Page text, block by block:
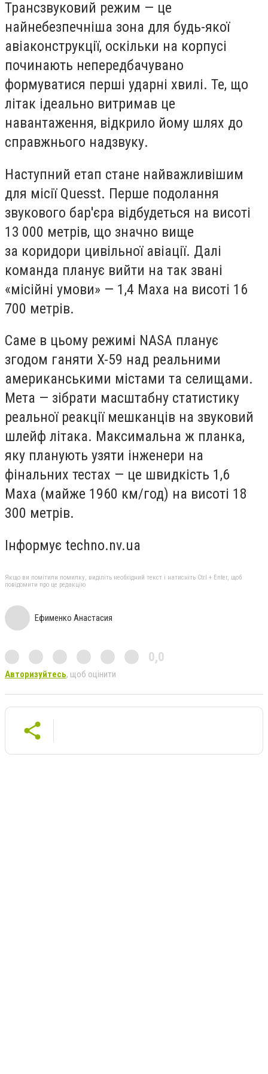
Трансзвуковий режим — це
найнебезпечніша зона для будь-якої
авіаконструкції, оскільки на корпусі
починають непередбачувано
формуватися перші ударні хвилі. Те, що
літак ідеально витримав це
навантаження, відкрило йому шлях до
справжнього надзвуку.
Наступний етап стане найважливішим
для місії Quesst. Перше подолання
звукового бар'єра відбудеться на висоті
13 000 метрів, що значно вище
за коридори цивільної авіації. Далі
команда планує вийти на так звані
«місійні умови» — 1,4 Маха на висоті 16
700 метрів.
Саме в цьому режимі NASA планує
згодом ганяти X-59 над реальними
американськими містами та селищами.
Мета — зібрати масштабну статистику
реальної реакції мешканців на звуковий
шлейф літака. Максимальна ж планка,
яку планують узяти інженери на
фінальних тестах — це швидкість 1,6
Маха (майже 1960 км/год) на висоті 18
300 метрів.
Інформує techno.nv.ua
Якщо ви помітили помилку, виділіть необхідний текст і натисніть Ctrl + Enter, щоб
повідомити про це редакцію
Ефименко Анастасия
0,0
Авторизуйтесь, щоб оцінити